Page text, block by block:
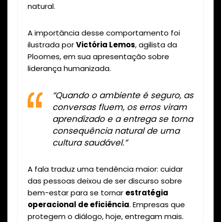
natural.
A importância desse comportamento foi
ilustrada porVictória Lemos, agilista da
Ploomes, em sua apresentação sobre
liderança humanizada.
“Quando o ambiente é seguro, as
conversas fluem, os erros viram
aprendizado e a entrega se torna
consequência natural de uma
cultura saudável.”
A fala traduz uma tendência maior: cuidar
das pessoas deixou de ser discurso sobre
bem-estar para se tornar estratégia
operacional de eficiência. Empresas que
protegem o diálogo, hoje, entregam mais.